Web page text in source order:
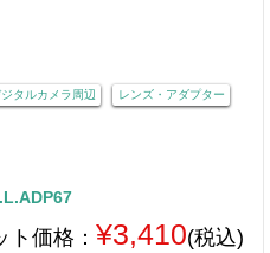
タルカメラ周辺 レンズ・アダプター
ト価格： ¥3,410(税込)